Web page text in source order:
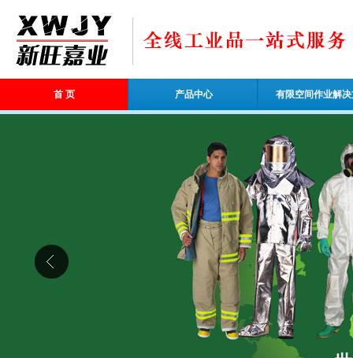
首 页 产品中心 有限空间作业解